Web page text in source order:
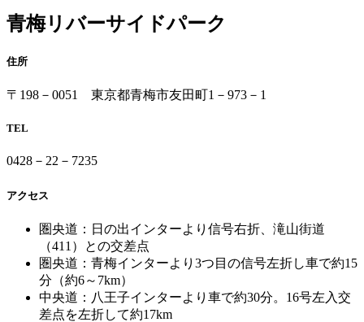
青梅リバーサイドパーク
住所
〒198－0051 東京都青梅市友田町1－973－1
TEL
0428－22－7235
アクセス
圏央道：日の出インターより信号右折、滝山街道
（411）との交差点
圏央道：青梅インターより3つ目の信号左折し車で約15
分（約6～7km）
中央道：八王子インターより車で約30分。16号左入交
差点を左折して約17km